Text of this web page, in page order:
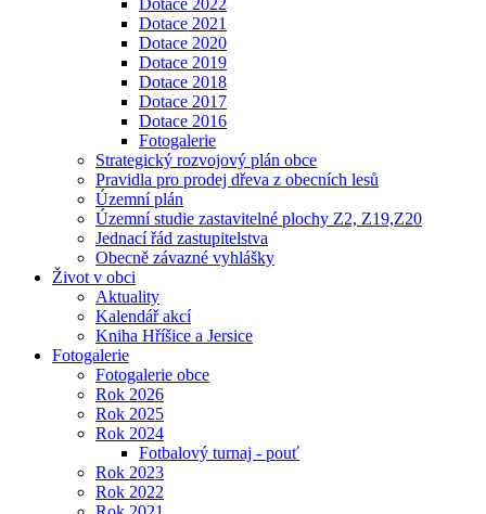
Dotace 2022
Dotace 2021
Dotace 2020
Dotace 2019
Dotace 2018
Dotace 2017
Dotace 2016
Fotogalerie
Strategický rozvojový plán obce
Pravidla pro prodej dřeva z obecních lesů
Územní plán
Územní studie zastavitelné plochy Z2, Z19,Z20
Jednací řád zastupitelstva
Obecně závazné vyhlášky
Život v obci
Aktuality
Kalendář akcí
Kniha Hříšice a Jersice
Fotogalerie
Fotogalerie obce
Rok 2026
Rok 2025
Rok 2024
Fotbalový turnaj - pouť
Rok 2023
Rok 2022